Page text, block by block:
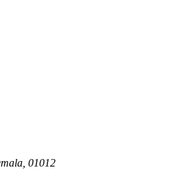
01012